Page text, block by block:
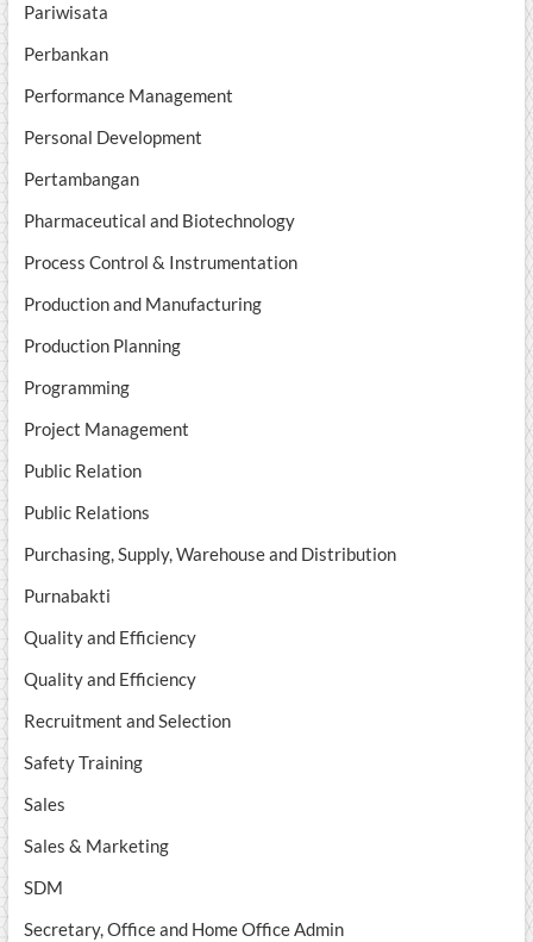
Pariwisata
Perbankan
Performance Management
Personal Development
Pertambangan
Pharmaceutical and Biotechnology
Process Control & Instrumentation
Production and Manufacturing
Production Planning
Programming
Project Management
Public Relation
Public Relations
Purchasing, Supply, Warehouse and Distribution
Purnabakti
Quality and Efficiency
Quality and Efficiency
Recruitment and Selection
Safety Training
Sales
Sales & Marketing
SDM
Secretary, Office and Home Office Admin